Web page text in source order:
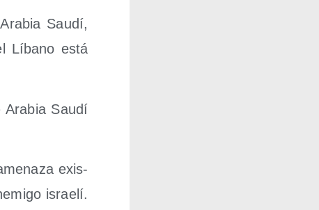
Sau­dí,
Líbano está
Ara­bia Sau­dí
exis­
israe­lí.